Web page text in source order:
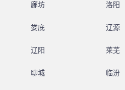
廊坊 洛阳
娄底 辽源
辽阳 莱芜
聊城 临汾